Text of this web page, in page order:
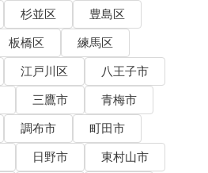
杉並区
豊島区
板橋区
練馬区
江戸川区
八王子市
三鷹市
青梅市
調布市
町田市
日野市
東村山市